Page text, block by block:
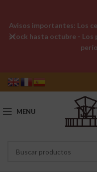
MENU
Avisos importantes: Los
stock hasta octubre - Los